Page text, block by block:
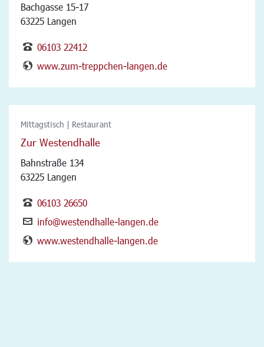
Bachgasse 15-17
63225 Langen
06103 22412
www.zum-treppchen-langen.de
Mittagstisch | Restaurant
Zur Westendhalle
Bahnstraße 134
63225 Langen
06103 26650
info@westendhalle-langen.de
www.westendhalle-langen.de